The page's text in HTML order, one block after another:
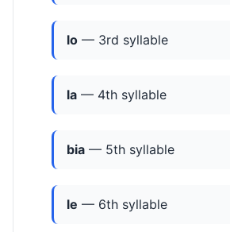
lo — 3rd syllable
la — 4th syllable
bia — 5th syllable
le — 6th syllable